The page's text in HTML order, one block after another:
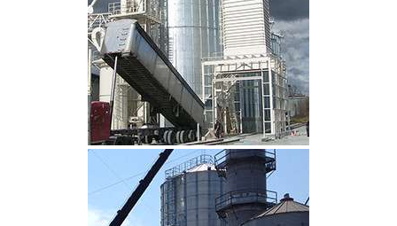
CLIQUEZ POUR AGRANDIR